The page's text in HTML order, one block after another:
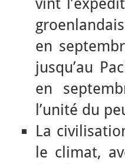
vint
en
jusqu’au
en
l’unité du
La
le climat,